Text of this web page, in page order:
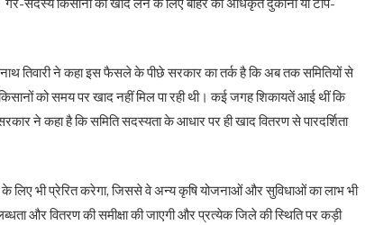
सदस्य किसानों को खाद लेने के लिए बाहर की अधिकृत दुकानों या टॉप-
तिवारी ने कहा इस फैसले के पीछे सरकार का तर्क है कि अब तक समितियों से
को समय पर खाद नहीं मिल पा रही थी। कई जगह शिकायतें आई थीं कि
ने कहा है कि समिति सदस्यता के आधार पर ही खाद वितरण से पारदर्शिता
लिए भी प्रेरित करेगा, जिससे वे अन्य कृषि योजनाओं और सुविधाओं का लाभ भी
और वितरण की समीक्षा की जाएगी और प्रत्येक जिले की स्थिति पर कड़ी